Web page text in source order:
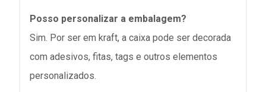
Posso personalizar a embalagem?
Sim. Por ser em kraft, a caixa pode ser decorada
com adesivos, fitas, tags e outros elementos
personalizados.